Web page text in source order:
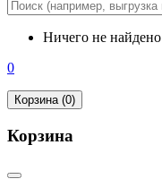
Ничего не найдено
0
Корзина (0)
Корзина